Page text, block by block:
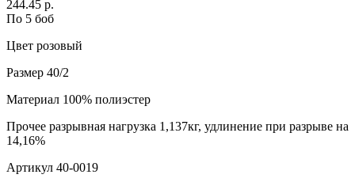
244.45 р.
По 5 боб
Цвет розовый
Размер 40/2
Материал 100% полиэстер
Прочее разрывная нагрузка 1,137кг, удлинение при разрыве на
14,16%
Артикул 40-0019